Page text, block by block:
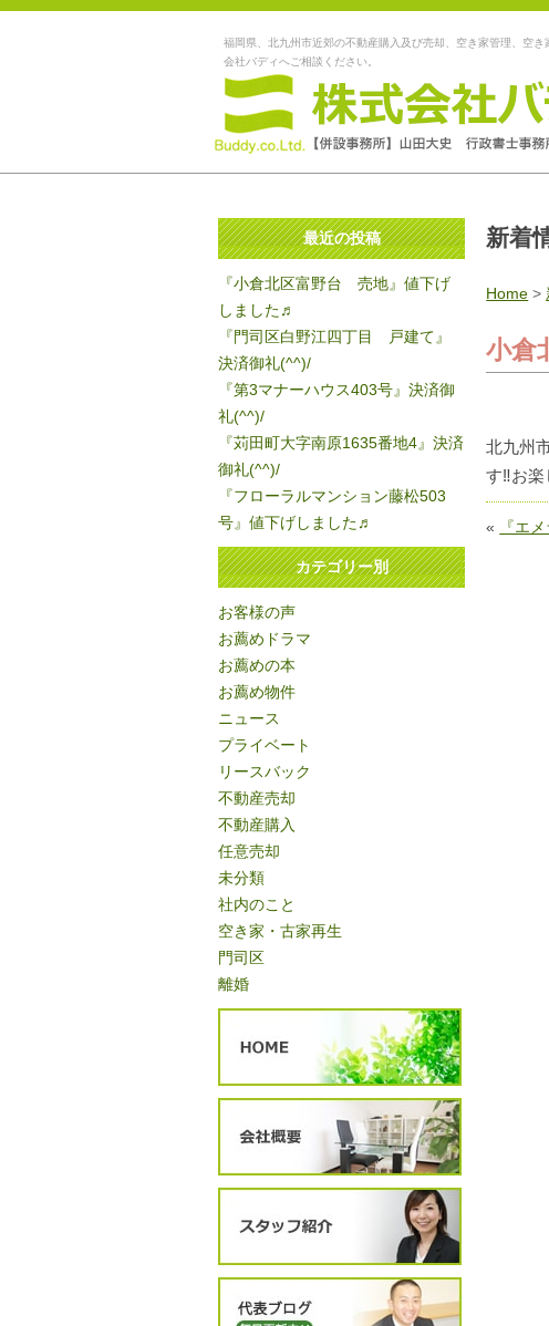
福岡県、北九州市近郊の不動産購入及び売却、空き家管理、空
会社バディへご相談ください。
新着
Home >
小倉
北九州
す‼お楽
« 『エ
最近の投稿
『小倉北区富野台 売地』値下げ
しました♬
『門司区白野江四丁目 戸建て』
決済御礼(^^)/
『第3マナーハウス403号』決済御
礼(^^)/
『苅田町大字南原1635番地4』決済
御礼(^^)/
『フローラルマンション藤松503
号』値下げしました♬
カテゴリー別
お客様の声
お薦めドラマ
お薦めの本
お薦め物件
ニュース
プライベート
リースバック
不動産売却
不動産購入
任意売却
未分類
社内のこと
空き家・古家再生
門司区
離婚